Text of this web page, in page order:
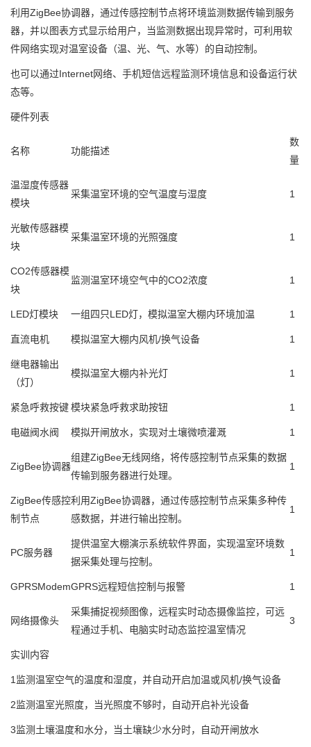
利用ZigBee协调器，通过传感控制节点将环境监测数据传输到服务
器，并以图表方式显示给用户，当监测数据出现异常时，可利用软
件网络实现对温室设备（温、光、气、水等）的自动控制。
也可以通过Internet网络、手机短信远程监测环境信息和设备运行状
态等。
硬件列表
名称 功能描述
数
量
温湿度传感器
模块
采集温室环境的空气温度与湿度 1
光敏传感器模
块
采集温室环境的光照强度 1
CO2传感器模
块
监测温室环境空气中的CO2浓度 1
LED灯模块 一组四只LED灯，模拟温室大棚内环境加温 1
直流电机 模拟温室大棚内风机/换气设备 1
继电器输出
（灯）
模拟温室大棚内补光灯 1
紧急呼救按键模块紧急呼救求助按钮 1
电磁阀水阀 模拟开闸放水，实现对土壤微喷灌溉 1
ZigBee协调器
组建ZigBee无线网络，将传感控制节点采集的数据
传输到服务器进行处理。
1
ZigBee传感控
制节点
利用ZigBee协调器，通过传感控制节点采集多种传
感数据，并进行输出控制。
1
PC服务器
提供温室大棚演示系统软件界面，实现温室环境数
据采集处理与控制。
1
GPRSModemGPRS远程短信控制与报警 1
网络摄像头
采集捕捉视频图像，远程实时动态摄像监控，可远
程通过手机、电脑实时动态监控温室情况
3
实训内容
1监测温室空气的温度和湿度，并自动开启加温或风机/换气设备
2监测温室光照度，当光照度不够时，自动开启补光设备
3监测土壤温度和水分，当土壤缺少水分时，自动开闸放水